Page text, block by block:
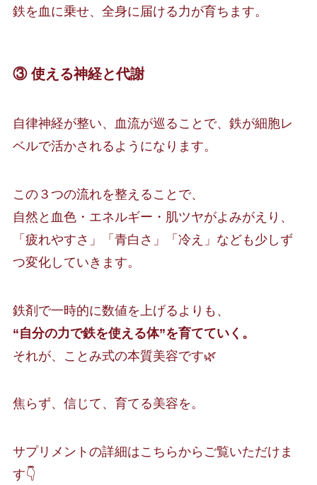
鉄を血に乗せ、全身に届ける力が育ちます。
③ 使える神経と代謝
自律神経が整い、血流が巡ることで、鉄が細胞レ
ベルで活かされるようになります。
この３つの流れを整えることで、
自然と血色・エネルギー・肌ツヤがよみがえり、
「疲れやすさ」「青白さ」「冷え」なども少しず
つ変化していきます。
鉄剤で一時的に数値を上げるよりも、
“自分の力で鉄を使える体”を育てていく。
それが、ことみ式の本質美容です🌿
焦らず、信じて、育てる美容を。
サプリメントの詳細はこちらからご覧いただけま
す👇